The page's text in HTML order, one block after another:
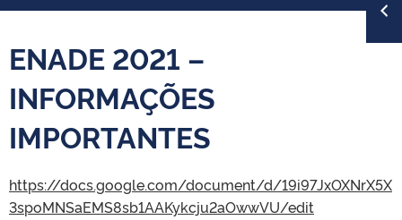
ENADE 2021 –
INFORMAÇÕES
IMPORTANTES
https://docs.google.com/document/d/19i97JxOXNrX5X
3spoMNSaEMS8sb1AAKykcju2aOwwVU/edit